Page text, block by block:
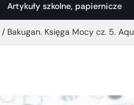
Artykuły szkolne, papiernicze
/ Bakugan. Księga Mocy cz. 5.